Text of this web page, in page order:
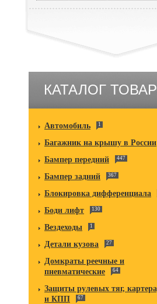
КАТАЛОГ
Автомобиль 1
Багажник на крышу в России
Бампер передний 447
Бампер задний 367
Блокировка дифференциала
Боди лифт 130
Вездеходы 1
Детали кузова 27
Домкраты реечные и
пневматические
64
Защиты рулевых тяг,
и КПП
67